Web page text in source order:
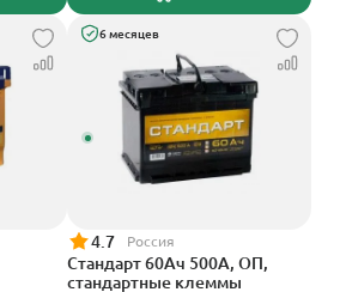
6 месяцев
4.7 Россия
Стандарт 60Ач 500А, ОП,
стандартные клеммы